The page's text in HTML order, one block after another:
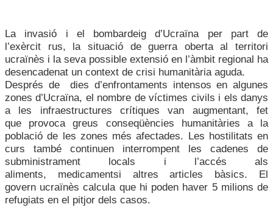
La invasió i el bombardeig d’Ucraïna per part de
’exèrcit rus, la situació de guerra oberta al territori
ucraïnès i la seva possible extensió en l ’àmbit regional ha
desencadenat un context de crisi humanitària aguda.
Després de dies d’enfrontaments intensosen algunes
zones d’Ucraïna, el nombre devíctimes civils i els danys
a les infraestructures crítiques van augmentant, fet
que provoca greus conseqüències humanitàries a la
població de les zones més afectades. Les hostilitats en
curs també continuen interrompent les cadenes de
subministrament locals i l ’accés als
aliments, medicamentsi altres articles bàsics.
El
govern ucraïnèscalcula que hi poden haver 5 milions de
refugiats en el pitjor dels casos.